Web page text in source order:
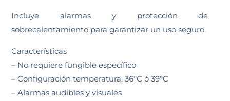
Incluye alarmas y protección de
sobrecalentamiento para garantizar un uso seguro.
Características
– No requiere fungible específico
– Configuración temperatura: 36°C ó 39°C
– Alarmas audibles y visuales